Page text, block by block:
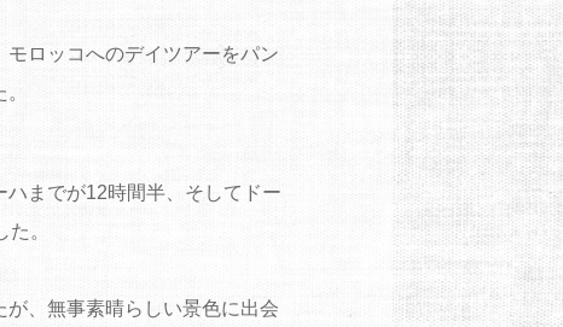
ロッコへのデイツアーをパン
までが12時間半、そしてドー
。
、無事素晴らしい景色に出会